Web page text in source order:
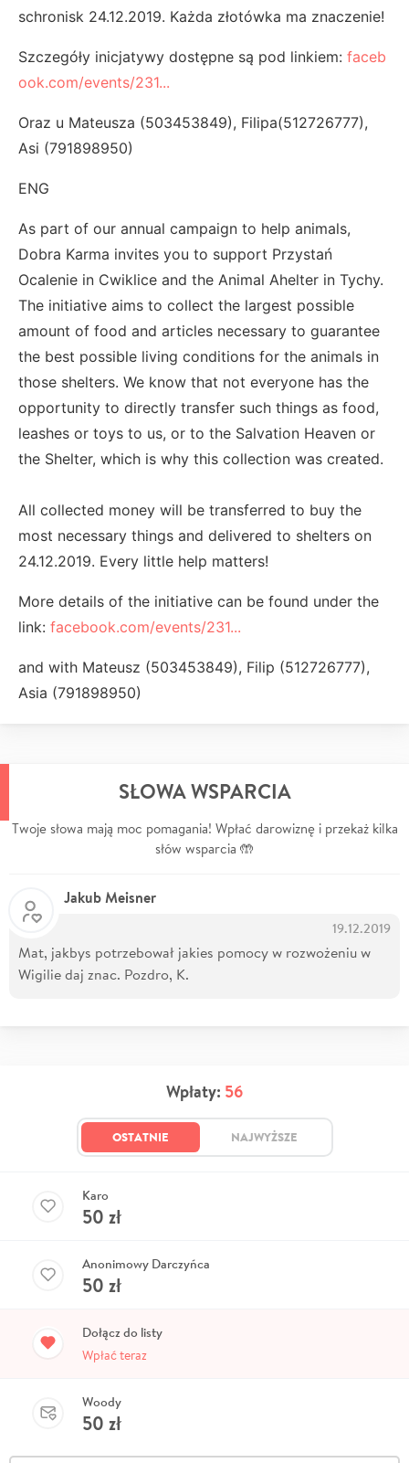
schronisk 24.12.2019. Każda złotówka ma znaczenie!
Szczegóły inicjatywy dostępne są pod linkiem: faceb
ook.com/events/231...
Oraz u Mateusza (503453849), Filipa(512726777),
Asi (791898950)
ENG
As part of our annual campaign to help animals,
Dobra Karma invites you to support Przystań
Ocalenie in Cwiklice and the Animal Ahelter in Tychy.
The initiative aims to collect the largest possible
amount of food and articles necessary to guarantee
the best possible living conditions for the animals in
those shelters. We know that not everyone has the
opportunity to directly transfer such things as food,
leashes or toys to us, or to the Salvation Heaven or
the Shelter, which is why this collection was created.
All collected money will be transferred to buy the
most necessary things and delivered to shelters on
24.12.2019. Every little help matters!
More details of the initiative can be found under the
link: facebook.com/events/231...
and with Mateusz (503453849), Filip (512726777),
Asia (791898950)
SŁOWA WSPARCIA
Twoje słowa mają moc pomagania! Wpłać darowiznę i przekaż kilka
słów wsparcia 🤲
Jakub Meisner
19.12.2019
Mat, jakbys potrzebował jakies pomocy w rozwożeniu w
Wigilie daj znac. Pozdro, K.
Wpłaty: 56
OSTATNIE NAJWYŻSZE
Karo
50 zł
Anonimowy Darczyńca
50 zł
Dołącz do listy
Wpłać teraz
Woody
50 zł